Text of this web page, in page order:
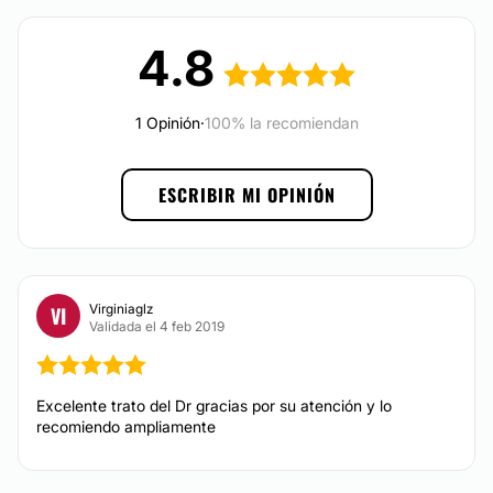
completo y detallado de los tratamientos más
efectivos y duraderos que ayuden a cuidar la imagen
tanto de mujeres como de hombres.
Posibilidad de videoconsulta:
Financiación o facilidades de pago:
4.8
1 Opinión·100% la recomiendan
ESCRIBIR MI OPINIÓN
VI
Virginiaglz
Validada el 4 feb 2019
Excelente trato del Dr gracias por su atención y lo
recomiendo ampliamente